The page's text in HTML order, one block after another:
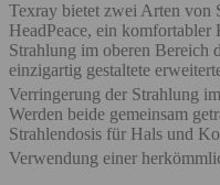
Texray bietet zwei Arten von
HeadPeace, ein
Strahlung im oberen Bereich
einzigartig gestaltete
Verringerung der Strahlung
Werden beide gemeinsam
Strahlendosis für Hals und
Verwendung einer